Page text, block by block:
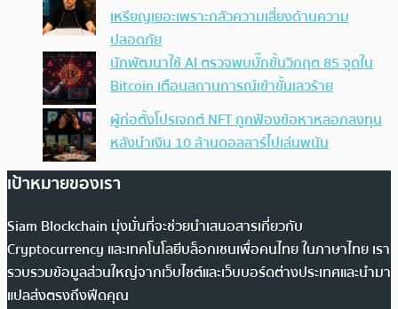
เหรียญเยอะเพราะกลัวความเสี่ยงด้านความ
ปลอดภัย
นักพัฒนาใช้ AI ตรวจพบบั๊กขั้นวิกฤต 85 จุดใน
Bitcoin เตือนสถานการณ์เข้าขั้นเลวร้าย
ผู้ก่อตั้งโปรเจกต์ NFT ถูกฟ้องข้อหาหลอกลงทุน
หลังนำเงิน 10 ล้านดอลลาร์ไปเล่นพนัน
เป้าหมายของเรา
Siam Blockchain มุ่งมั่นที่จะช่วยนำเสนอสารเกี่ยวกับ
Cryptocurrency และเทคโนโลยีบล็อกเชนเพื่อคนไทย ในภาษาไทย เรา
รวบรวมข้อมูลส่วนใหญ่จากเว็บไซต์และเว็บบอร์ดต่างประเทศและนำมา
แปลส่งตรงถึงฟีดคุณ